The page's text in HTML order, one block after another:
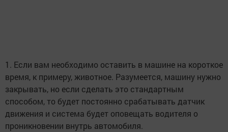
1. Если вам необходимо оставить в машине на короткое
время, к примеру, животное. Разумеется, машину нужно
закрывать, но если сделать это стандартным
способом, то будет постоянно срабатывать датчик
движения и система будет оповещать водителя о
проникновении внутрь автомобиля.